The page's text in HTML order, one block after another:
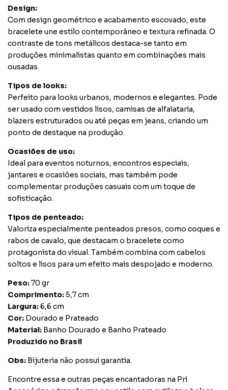
Design:
Com design geométrico e acabamento escovado, este
bracelete une estilo contemporâneo e textura refinada. O
contraste de tons metálicos destaca-se tanto em
produções minimalistas quanto em combinações mais
ousadas.
Tipos de looks:
Perfeito para looks urbanos, modernos e elegantes. Pode
ser usado com vestidos lisos, camisas de alfaiataria,
blazers estruturados ou até peças em jeans, criando um
ponto de destaque na produção.
Ocasiões de uso:
Ideal para eventos noturnos, encontros especiais,
jantares e ocasiões sociais, mas também pode
complementar produções casuais com um toque de
sofisticação.
Tipos de penteado:
Valoriza especialmente penteados presos, como coques e
rabos de cavalo, que destacam o bracelete como
protagonista do visual. Também combina com cabelos
soltos e lisos para um efeito mais despojado e moderno.
Peso:70 gr
Comprimento:5,7 cm
Largura:6,6 cm
Cor: Dourado e Prateado
Material: Banho Dourado e Banho Prateado
Produzido no Brasil
Obs: Bijuteria não possui garantia.
Encontre essa e outras peças encantadoras na Pri